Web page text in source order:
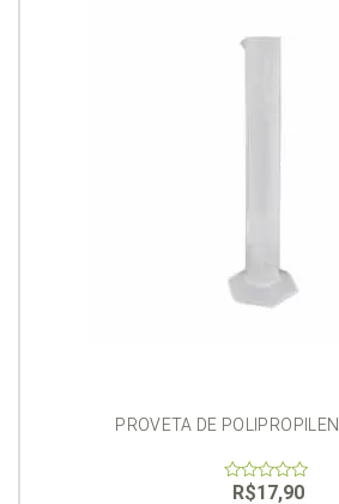
PROVETA DE
R$17,90